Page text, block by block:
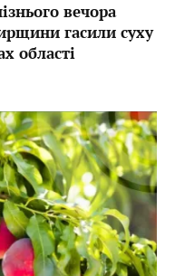
вечора
гасили суху
області